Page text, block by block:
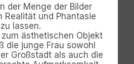
der Menge der Bilder
Realität und Phantasie
lassen.
ästhetischen Objekt
die junge Frau sowohl
Großstadt als auch die